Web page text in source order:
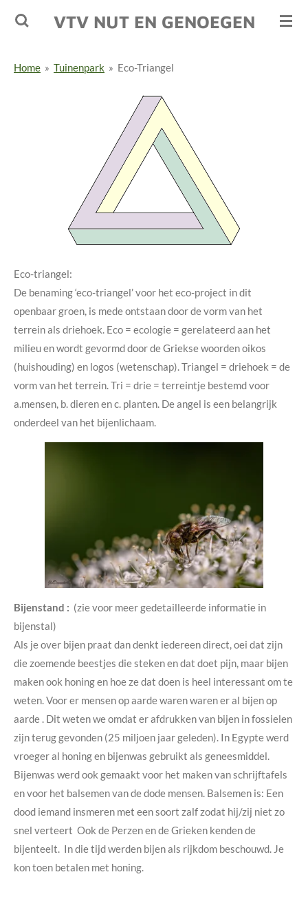
Ga
de
VTV NUT EN GENOEGEN
Home » Tuinenpark » Eco-Triangel
Eco-triangel:
De benaming ‘eco-triangel’ voor het eco-project in dit
openbaar groen, is mede ontstaan door de vorm van het
terrein als driehoek. Eco = ecologie = gerelateerd aan het
milieu en wordt gevormd door de Griekse woorden oikos
(huishouding) en logos (wetenschap). Triangel = driehoek = de
vorm van het terrein. Tri = drie = terreintje bestemd voor
a.mensen, b. dieren en c. planten. De angel is een belangrijk
onderdeel van het bijenlichaam.
Bijenstand : (zie voor meer gedetailleerde informatie in
bijenstal)
Als je over bijen praat dan denkt iedereen direct, oei dat zijn
die zoemende beestjes die steken en dat doet pijn, maar bijen
maken ook honing en hoe ze dat doen is heel interessant om te
weten. Voor er mensen op aarde waren waren er al bijen op
aarde . Dit weten we omdat er afdrukken van bijen in fossielen
zijn terug gevonden (25 miljoen jaar geleden). In Egypte werd
vroeger al honing en bijenwas gebruikt als geneesmiddel.
Bijenwas werd ook gemaakt voor het maken van schrijftafels
en voor het balsemen van de dode mensen. Balsemen is: Een
dood iemand insmeren met een soort zalf zodat hij/zij niet zo
snel verteert Ook de Perzen en de Grieken kenden de
bijenteelt. In die tijd werden bijen als rijkdom beschouwd. Je
kon toen betalen met honing.